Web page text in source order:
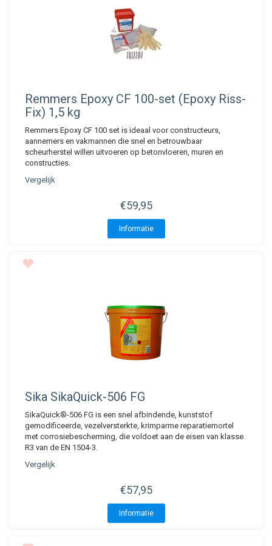
Remmers Epoxy CF 100-set (Epoxy Riss-
Fix) 1,5 kg
Remmers Epoxy CF 100 set is ideaal voor constructeurs,
aannemers en vakmannen die snel en betrouwbaar
scheurherstel willen uitvoeren op betonvloeren, muren en
constructies.
Vergelijk
€59,95
Informatie
Sika SikaQuick-506 FG
SikaQuick®-506 FG is een snel afbindende, kunststof
gemodificeerde, vezelversterkte, krimparme reparatiemortel
met corrosiebescherming, die voldoet aan de eisen van klasse
R3 van de EN 1504-3.
Vergelijk
€57,95
Informatie